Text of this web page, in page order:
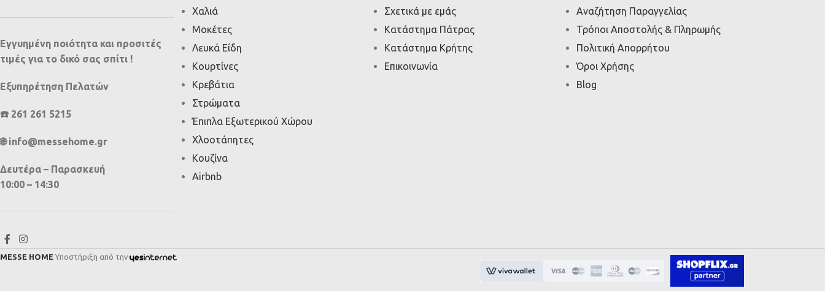
Εγγυημένη ποιότητα και προσιτές
τιμές για το δικό σας σπίτι !
Εξυπηρέτηση Πελατών
☎️ 261 261 5215
🌐 info@messehome.gr
Δευτέρα – Παρασκευή
10:00 – 14:30
Χαλιά
Μοκέτες
Λευκά Είδη
Κουρτίνες
Κρεβάτια
Στρώματα
Έπιπλα Εξωτερικού Χώρου
Χλοοτάπητες
Κουζίνα
Airbnb
Σχετικά με εμάς
Κατάστημα Πάτρας
Κατάστημα Κρήτης
Επικοινωνία
Αναζήτηση Παραγγελίας
Τρόποι Αποστολής & Πληρωμής
Πολιτική Απορρήτου
Όροι Χρήσης
Blog
MESSE HOME Υποστήριξη από την